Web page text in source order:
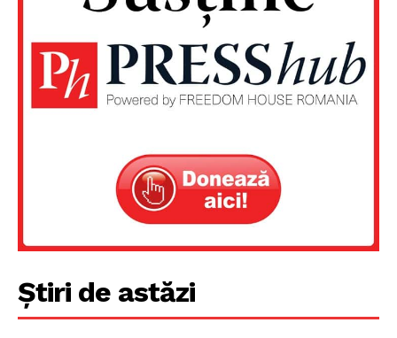
Un proiect
FREEDOM HOUSE ROMÂNIA
Despre noi / Echipa
Proiecte editoriale
Contact
Știri de astăzi